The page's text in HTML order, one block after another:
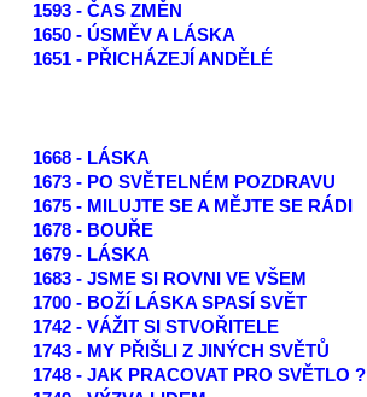
1593 - ČAS ZMĚN
1650 - ÚSMĚV A LÁSKA
1651 - PŘICHÁZEJÍ ANDĚLÉ
1668 - LÁSKA
1673 - PO SVĚTELNÉM POZDRAVU
1675 - MILUJTE SE A MĚJTE SE RÁDI
1678 - BOUŘE
1679 - LÁSKA
1683 - JSME SI ROVNI VE VŠEM
1700 - BOŽÍ LÁSKA SPASÍ SVĚT
1742 - VÁŽIT SI STVOŘITELE
1743 - MY PŘIŠLI Z JINÝCH SVĚTŮ
1748 - JAK PRACOVAT PRO SVĚTLO ?